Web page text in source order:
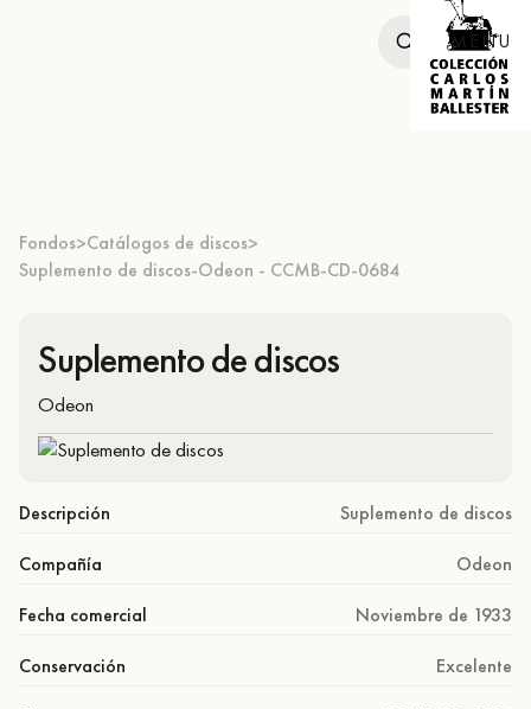
MENU
Fondos>Catálogos de discos>
Suplemento de discos-Odeon - CCMB-CD-0684
Suplemento de discos
Odeon
Descripción Suplemento de discos
Compañía Odeon
Fecha comercial Noviembre de 1933
Conservación Excelente